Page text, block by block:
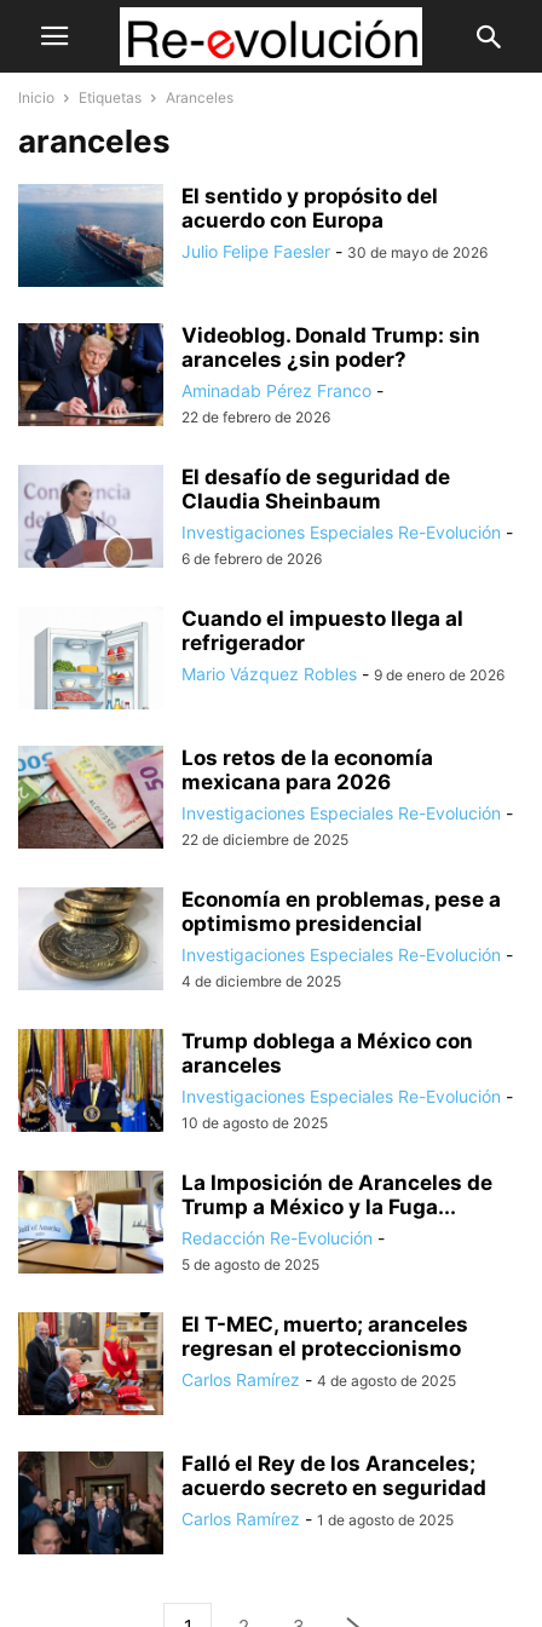
Inicio Etiquetas Aranceles
aranceles
El sentido y propósito del
acuerdo con Europa
Julio Felipe Faesler - 30 de mayo de 2026
Videoblog. Donald Trump: sin
aranceles ¿sin poder?
Aminadab Pérez Franco -
22 de febrero de 2026
El desafío de seguridad de
Claudia Sheinbaum
Investigaciones Especiales Re-Evolución -
6 de febrero de 2026
Cuando el impuesto llega al
refrigerador
Mario Vázquez Robles - 9 de enero de 2026
Los retos de la economía
mexicana para 2026
Investigaciones Especiales Re-Evolución -
22 de diciembre de 2025
Economía en problemas, pese a
optimismo presidencial
Investigaciones Especiales Re-Evolución -
4 de diciembre de 2025
Trump doblega a México con
aranceles
Investigaciones Especiales Re-Evolución -
10 de agosto de 2025
La Imposición de Aranceles de
Trump a México y la Fuga...
Redacción Re-Evolución -
5 de agosto de 2025
El T-MEC, muerto; aranceles
regresan el proteccionismo
Carlos Ramírez - 4 de agosto de 2025
Falló el Rey de los Aranceles;
acuerdo secreto en seguridad
Carlos Ramírez - 1 de agosto de 2025